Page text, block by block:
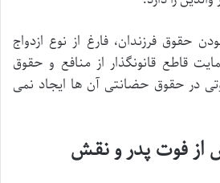
حقوق فرزندان، فارغ از نوع ازدواج
قاطع قانونگذار از منافع و حقوق
در حقوق حضانتی آن ها ایجاد نمی
فوت پدر و نقش